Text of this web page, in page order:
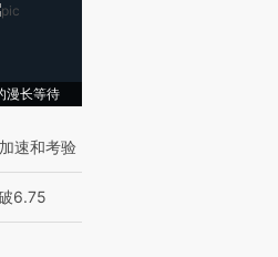
漫长等待
速和考验
6.75